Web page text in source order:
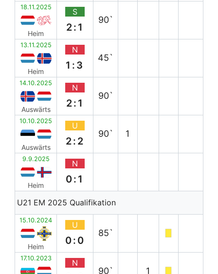
18.11.2025
Heim
S
2:1
90`
13.11.2025
Heim
N
1:3
45`
14.10.2025
Auswärts
N
2:1
90`
10.10.2025
Auswärts
U
2:2
90` 1
9.9.2025
Heim
N
0:1
U21 EM 2025 Qualifikation
15.10.2024
Heim
U
0:0
85`
17.10.2023 N
90` 1